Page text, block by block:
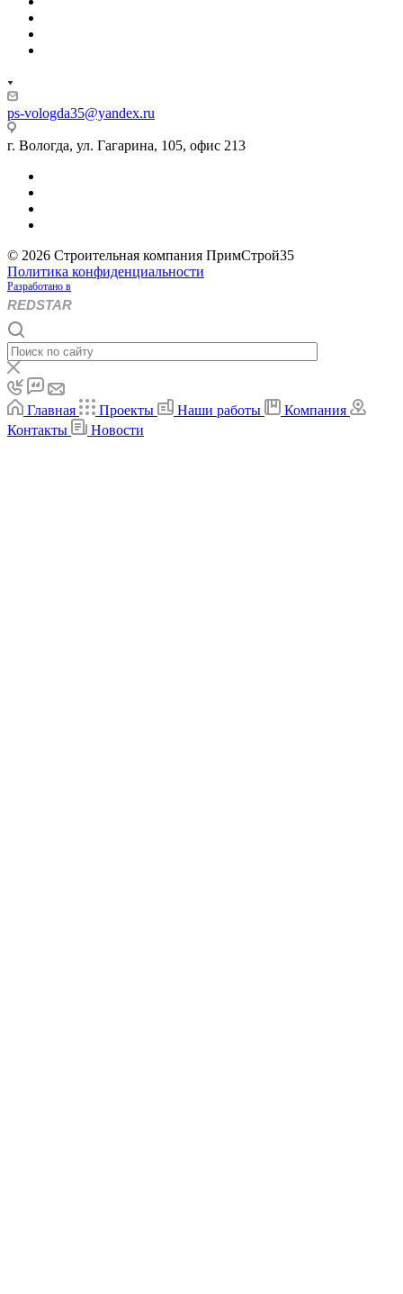
ps-vologda35@yandex.ru
г. Вологда, ул. Гагарина, 105, офис 213
© 2026 Строительная компания ПримСтрой35
Политика конфиденциальности
Разработано в
REDSTAR
Главная Проекты Наши работы
Компания
Контакты
Новости